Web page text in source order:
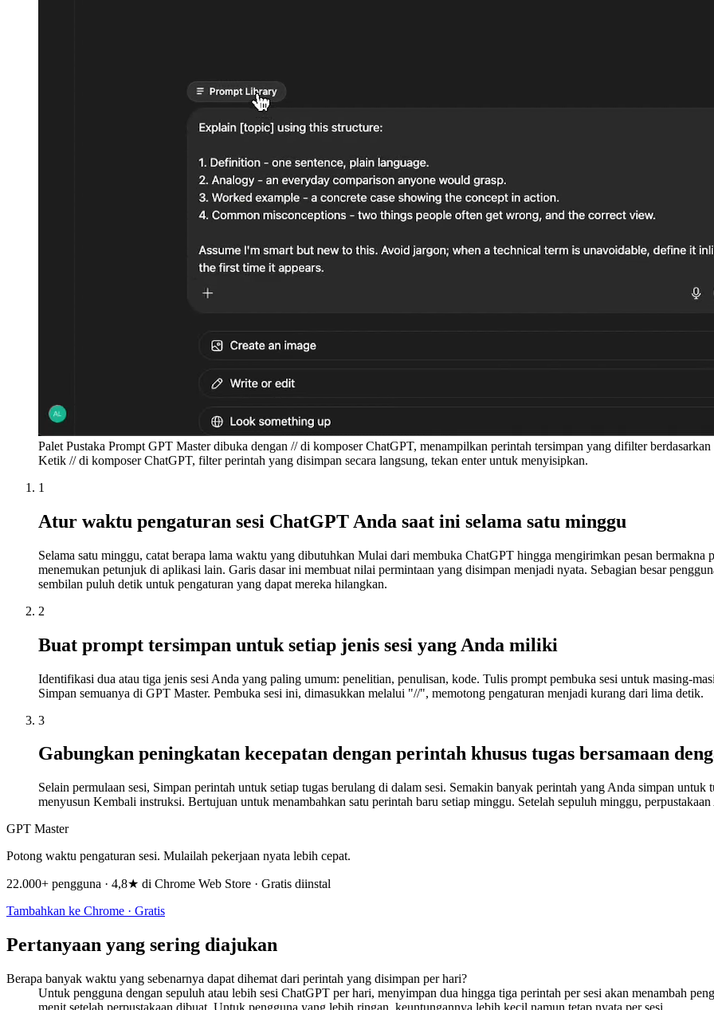
Palet Pustaka Prompt GPT Master dibuka dengan // di komposer ChatGPT, menampilkan perintah tersimpan yang difilter
Ketik // di komposer ChatGPT, filter perintah yang disimpan secara langsung, tekan enter untuk menyisipkan.
1
Atur waktu pengaturan sesi ChatGPT Anda saat ini selama satu minggu
Selama satu minggu, catat berapa lama waktu yang dibutuhkan Mulai dari membuka ChatGPT hingga mengirimkan pesan
menemukan petunjuk di aplikasi lain. Garis dasar ini membuat nilai permintaan yang disimpan menjadi nyata. Sebagian besar
sembilan puluh detik untuk pengaturan yang dapat mereka hilangkan.
2
Buat prompt tersimpan untuk setiap jenis sesi yang Anda miliki
Identifikasi dua atau tiga jenis sesi Anda yang paling umum: penelitian, penulisan, kode. Tulis prompt pembuka sesi untuk masing-
Simpan semuanya di GPT Master. Pembuka sesi ini, dimasukkan melalui "//", memotong pengaturan menjadi kurang dari lima detik.
3
Gabungkan peningkatan kecepatan dengan perintah khusus tugas bersamaan
Selain permulaan sesi, Simpan perintah untuk setiap tugas berulang di dalam sesi. Semakin banyak perintah yang Anda simpan
menyusun Kembali instruksi. Bertujuan untuk menambahkan satu perintah baru setiap minggu. Setelah sepuluh minggu,
GPT Master
Potong waktu pengaturan sesi. Mulailah pekerjaan nyata lebih cepat.
22.000+ pengguna · 4,8★ di Chrome Web Store · Gratis diinstal
Tambahkan ke Chrome · Gratis
Pertanyaan yang sering diajukan
Berapa banyak waktu yang sebenarnya dapat dihemat dari perintah yang disimpan per hari?
Untuk pengguna dengan sepuluh atau lebih sesi ChatGPT per hari, menyimpan dua hingga tiga perintah per sesi akan menambah